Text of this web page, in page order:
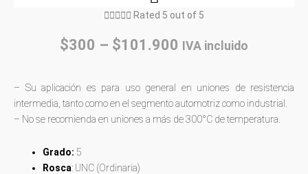
 Rated 5 out of 5
$300 – $101.900 IVA incluido
– Su aplicación es para uso general en uniones de resistencia
intermedia, tanto como en el segmento automotriz como industrial.
– No se recomienda en uniones a más de 300°C de temperatura.
Grado: 5
Rosca: UNC (Ordinaria)